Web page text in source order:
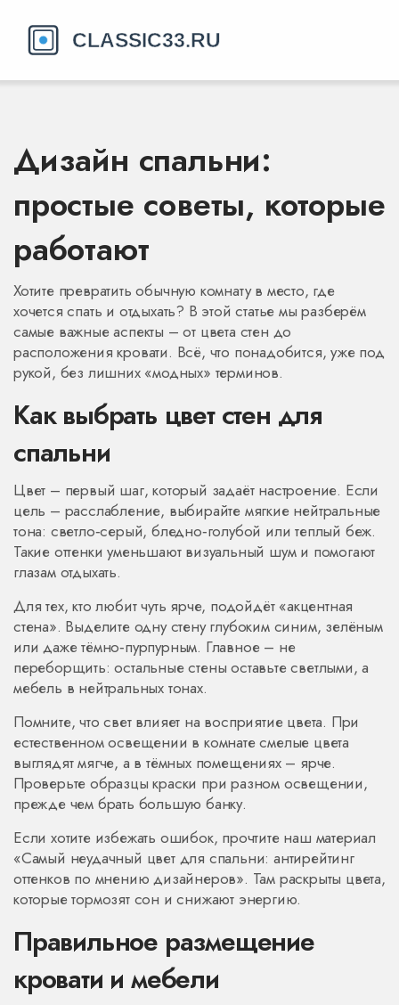
Дизайн спальни:
простые советы, которые
работают
Хотите превратить обычную комнату в место, где
хочется спать и отдыхать? В этой статье мы разберём
самые важные аспекты – от цвета стен до
расположения кровати. Всё, что понадобится, уже под
рукой, без лишних «модных» терминов.
Как выбрать цвет стен для
спальни
Цвет – первый шаг, который задаёт настроение. Если
цель – расслабление, выбирайте мягкие нейтральные
тона: светло‑серый, бледно‑голубой или теплый беж.
Такие оттенки уменьшают визуальный шум и помогают
глазам отдыхать.
Для тех, кто любит чуть ярче, подойдёт «акцентная
стена». Выделите одну стену глубоким синим, зелёным
или даже тёмно‑пурпурным. Главное – не
переборщить: остальные стены оставьте светлыми, а
мебель в нейтральных тонах.
Помните, что свет влияет на восприятие цвета. При
естественном освещении в комнате смелые цвета
выглядят мягче, а в тёмных помещениях – ярче.
Проверьте образцы краски при разном освещении,
прежде чем брать большую банку.
Если хотите избежать ошибок, прочтите наш материал
«Самый неудачный цвет для спальни: антирейтинг
оттенков по мнению дизайнеров». Там раскрыты цвета,
которые тормозят сон и снижают энергию.
Правильное размещение
кровати и мебели